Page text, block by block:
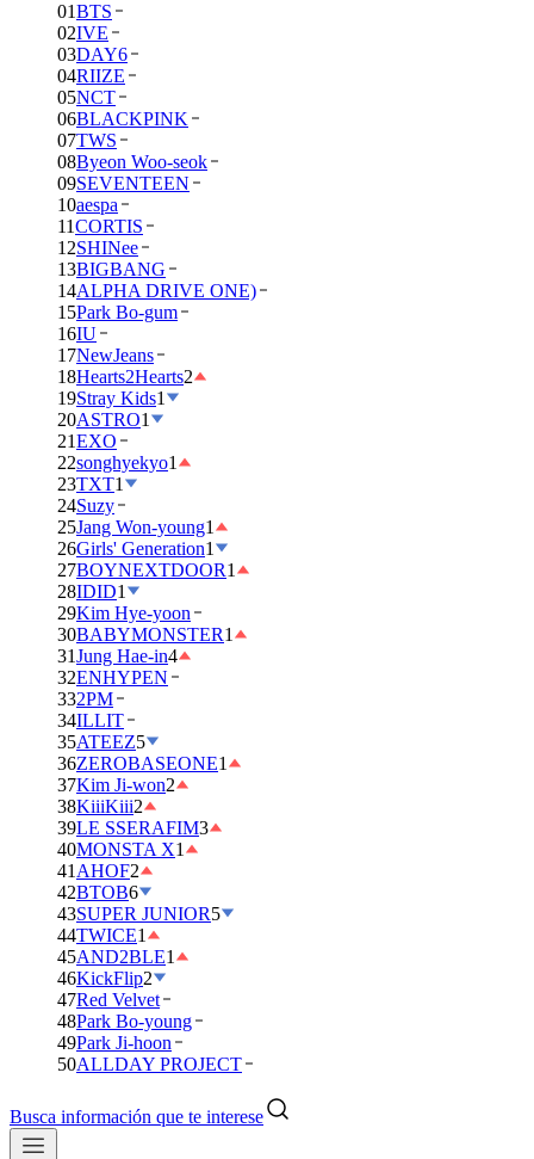
01BTS
02IVE
03DAY6
04RIIZE
05NCT
06BLACKPINK
07TWS
08Byeon Woo-seok
09SEVENTEEN
10aespa
11CORTIS
12SHINee
13BIGBANG
14ALPHA DRIVE ONE)
15Park Bo-gum
16IU
17NewJeans
18Hearts2Hearts2
19Stray Kids1
20ASTRO1
21EXO
22songhyekyo1
23TXT1
24Suzy
25Jang Won-young1
26Girls' Generation1
27BOYNEXTDOOR1
28IDID1
29Kim Hye-yoon
30BABYMONSTER1
31Jung Hae-in4
32ENHYPEN
332PM
34ILLIT
35ATEEZ5
36ZEROBASEONE1
37Kim Ji-won2
38KiiiKiii2
39LE SSERAFIM3
40MONSTA X1
41 AHOF2
42BTOB6
43SUPER JUNIOR5
44TWICE1
45AND2BLE1
46KickFlip2
47Red Velvet
48Park Bo-young
49Park Ji-hoon
50ALLDAY PROJECT
Busca información que te interese